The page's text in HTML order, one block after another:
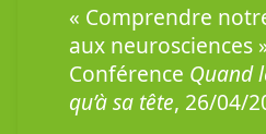
« Comprendre
aux neurosciences »
Conférence Quand
qu’à sa tête, 26/04/